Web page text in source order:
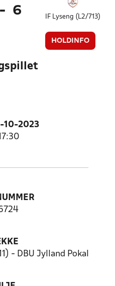
- 6 IF Lyseng (L2/713)
HOLDINFO
10-2023
- DBU Jylland Pokal